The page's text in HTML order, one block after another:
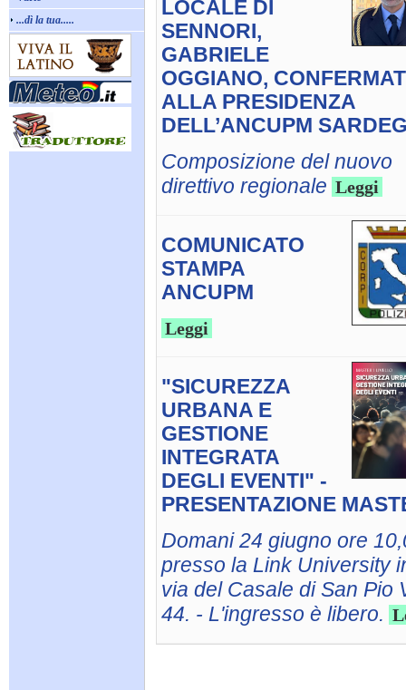
...dì la tua.....
LOCALE DI
SENNORI,
GABRIELE
OGGIANO,
ALLA PRESIDENZA
DELL’ANCUPM
Composizione del nuovo
direttivo regionale Leggi
COMUNICATO
STAMPA
ANCUPM
Leggi
"SICUREZZA
URBANA E
GESTIONE
INTEGRATA
DEGLI EVENTI" -
PRESENTAZIONE
Domani 24 giugno ore
presso la Link University
via del Casale di San Pio
44. - L'ingresso è libero.